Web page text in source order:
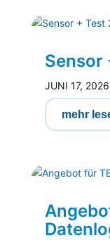
Sensor
JUNI 17, 2026
mehr